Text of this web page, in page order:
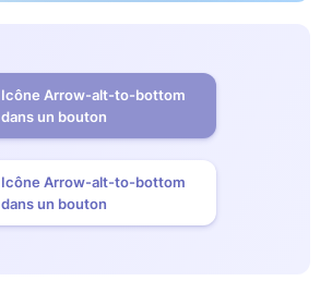
Icône Arrow-alt-to-bottom
dans un bouton
Icône Arrow-alt-to-bottom
dans un bouton